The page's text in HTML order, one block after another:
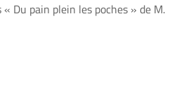
Du pain plein les poches » de M.